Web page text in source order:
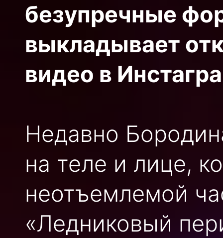
безупречные
выкладывает
видео в
Недавно
на теле и лице,
неотъемлемой
«Ледниковый